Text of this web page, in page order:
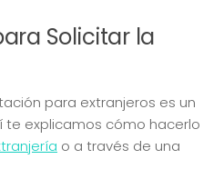
Solicitar la
para extranjeros es un
explicamos cómo hacerlo
o a través de una